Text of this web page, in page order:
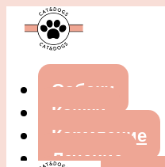
Собаки
Кошки
Кормление
Лечение